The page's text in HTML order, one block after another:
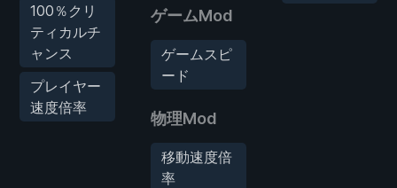
100％クリ
ティカルチ
ャンス
プレイヤー
速度倍率
ゲームMod
ゲームスピ
ード
物理Mod
移動速度倍
率